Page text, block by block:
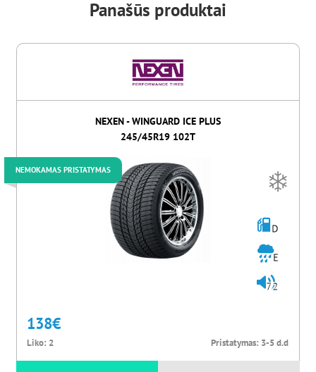
Panašūs produktai
NEXEN - WINGUARD ICE PLUS
245/45R19 102T
NEMOKAMAS PRISTATYMAS
D
E
72
138€
Liko: 2 Pristatymas: 3-5 d.d